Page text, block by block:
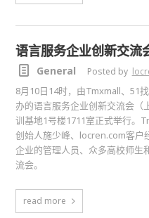
语言服务企业创新交流
General Posted by
8月10日14时，由Tmxmall、51
办的语言服务企业创新交流会（
训基地1号楼1711室正式举行。
创始人施少峰、locren.com客户
企业的管理人员、众多高校师生
流会。
read more